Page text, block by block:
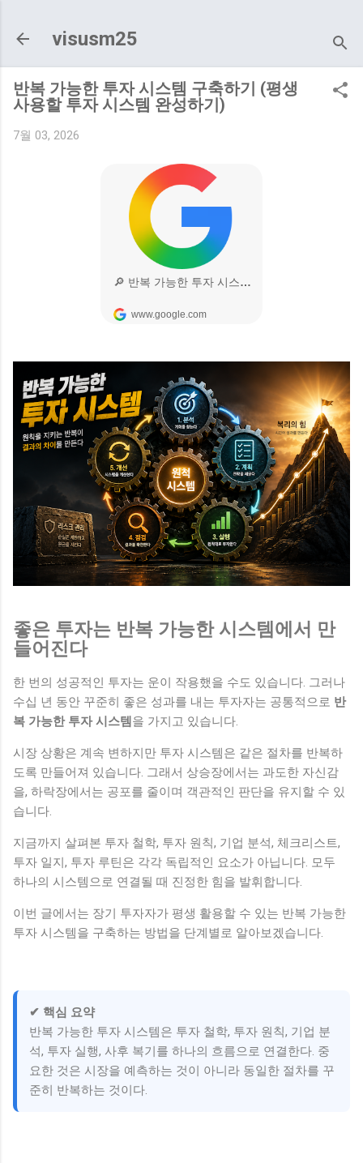
visusm25
반복 가능한 투자 시스템 구축하기 (평생
사용할 투자 시스템 완성하기)
7월 03, 2026
좋은 투자는 반복 가능한 시스템에서 만
들어진다
한 번의 성공적인 투자는 운이 작용했을 수도 있습니다. 그러나
수십 년 동안 꾸준히 좋은 성과를 내는 투자자는 공통적으로 반
복 가능한 투자 시스템 을 가지고 있습니다.
시장 상황은 계속 변하지만 투자 시스템은 같은 절차를 반복하
도록 만들어져 있습니다. 그래서 상승장에서는 과도한 자신감
을, 하락장에서는 공포를 줄이며 객관적인 판단을 유지할 수 있
습니다.
지금까지 살펴본 투자 철학, 투자 원칙, 기업 분석, 체크리스트,
투자 일지, 투자 루틴은 각각 독립적인 요소가 아닙니다. 모두
하나의 시스템으로 연결될 때 진정한 힘을 발휘합니다.
이번 글에서는 장기 투자자가 평생 활용할 수 있는 반복 가능한
투자 시스템을 구축하는 방법을 단계별로 알아보겠습니다.
✔ 핵심 요약
반복 가능한 투자 시스템은 투자 철학, 투자 원칙, 기업 분
석, 투자 실행, 사후 복기를 하나의 흐름으로 연결한다. 중
요한 것은 시장을 예측하는 것이 아니라 동일한 절차를 꾸
준히 반복하는 것이다.